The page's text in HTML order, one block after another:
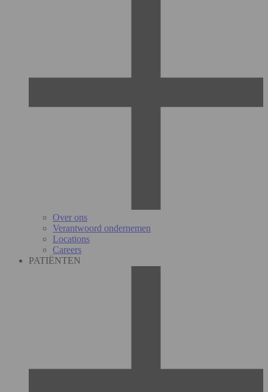
Over ons
Verantwoord ondernemen
Locations
Careers
PATIËNTEN